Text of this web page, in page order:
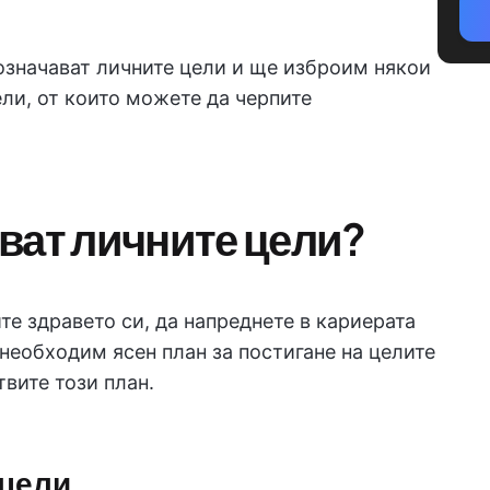
личните цели и ще изброим някои
от които можете да черпите
личните цели?
здравето си, да напреднете в кариерата
ясен план за постигане на целите
този план.